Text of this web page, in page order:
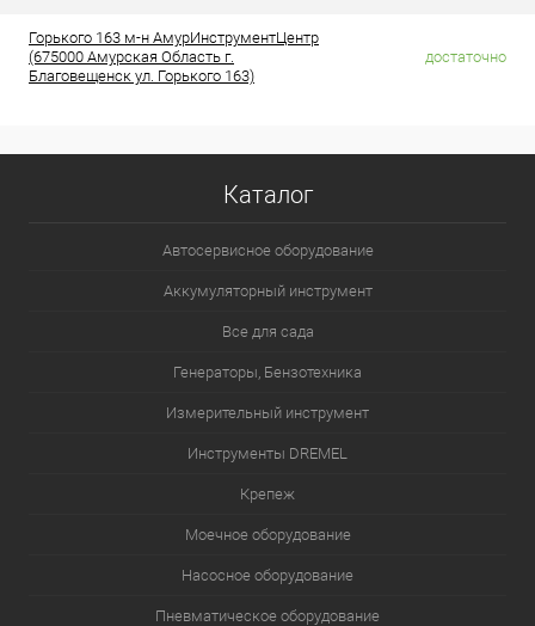
Горького 163 м-н АмурИнструментЦентр
(675000 Амурская Область г.
Благовещенск ул. Горького 163)
достаточно
Каталог
Автосервисное оборудование
Аккумуляторный инструмент
Все для сада
Генераторы, Бензотехника
Измерительный инструмент
Инструменты DREMEL
Крепеж
Моечное оборудование
Насосное оборудование
Пневматическое оборудование